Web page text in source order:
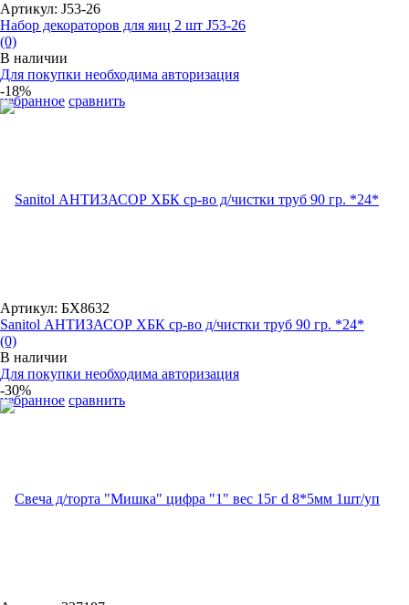
избранное сравнить
Артикул: J53-26
Набор декораторов для яиц 2 шт J53-26
(0)
В наличии
Для покупки необходима авторизация
-18%
избранное сравнить
Артикул: БХ8632
Sanitol АНТИЗАСОР ХБК ср-во д/чистки труб 90 гр. *24*
(0)
В наличии
Для покупки необходима авторизация
-30%